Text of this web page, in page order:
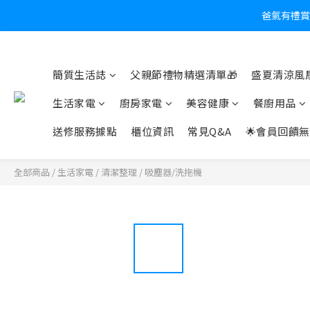
爸氣有禮
簡質生活誌 父親節禮物精選清單🎁
盛夏清涼
生活家電
廚房家電 美容健康
餐廚用品
送修服務據點
櫃位資訊 常見Q&A 🌟會員回饋
全部商品 / 生活家電 / 清潔整理 / 吸塵器/洗拖機